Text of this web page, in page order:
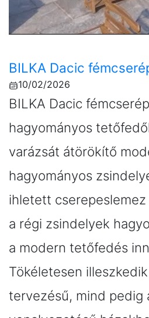
BILKA Dacic
10/02/2026
BILKA Dacic
hagyományos
varázsát átörökítő
hagyományos
ihletett
a régi zsindelyek
a modern tetőfedés
Tökéletesen
tervezésű, mind pedig